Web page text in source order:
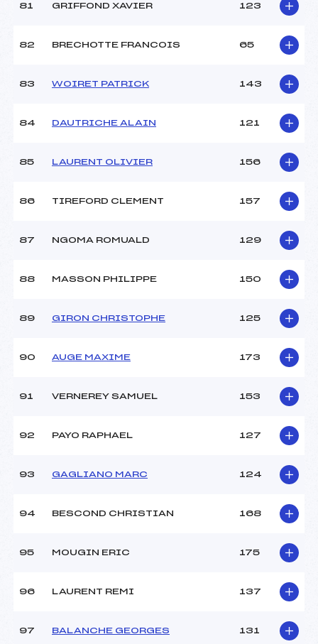
81 GRIFFOND XAVIER 123
82 BRECHOTTE FRANCOIS 65
83 WOIRET PATRICK 143
84 DAUTRICHE ALAIN 121
85 LAURENT OLIVIER 156
86 TIREFORD CLEMENT 157
87 NGOMA ROMUALD 129
88 MASSON PHILIPPE 150
89 GIRON CHRISTOPHE 125
90 AUGE MAXIME 173
91 VERNEREY SAMUEL 153
92 PAYO RAPHAEL 127
93 GAGLIANO MARC 124
94 BESCOND CHRISTIAN 168
95 MOUGIN ERIC 175
96 LAURENT REMI 137
97 BALANCHE GEORGES 131